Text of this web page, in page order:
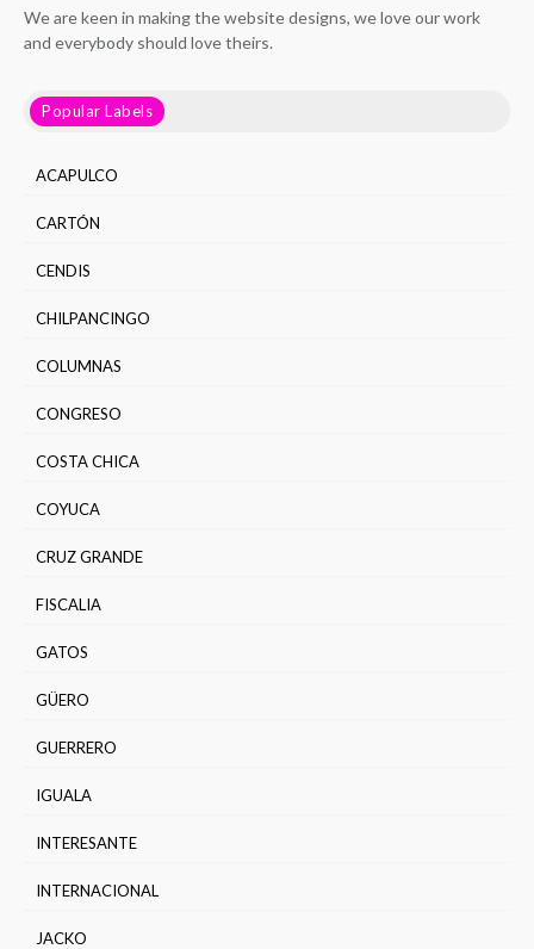
We are keen in making the website designs, we love our work
and everybody should love theirs.
Popular Labels
ACAPULCO
CARTÓN
CENDIS
CHILPANCINGO
COLUMNAS
CONGRESO
COSTA CHICA
COYUCA
CRUZ GRANDE
FISCALIA
GATOS
GÜERO
GUERRERO
IGUALA
INTERESANTE
INTERNACIONAL
JACKO